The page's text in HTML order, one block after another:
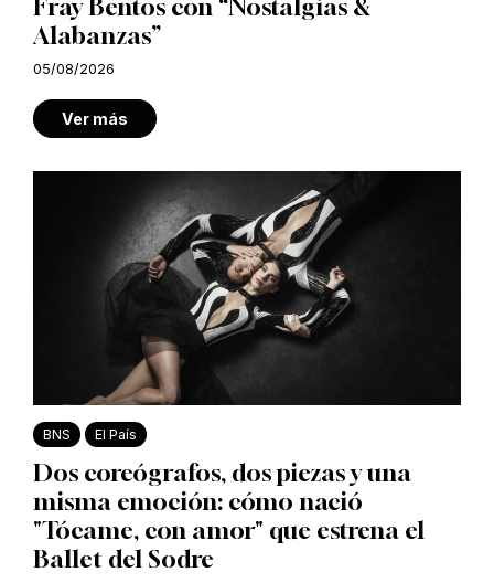
Fray Bentos con “Nostalgias &
Alabanzas”
05/08/2026
Ver más
BNS El País
Dos coreógrafos, dos piezas y una
misma emoción: cómo nació
"Tócame, con amor" que estrena el
Ballet del Sodre